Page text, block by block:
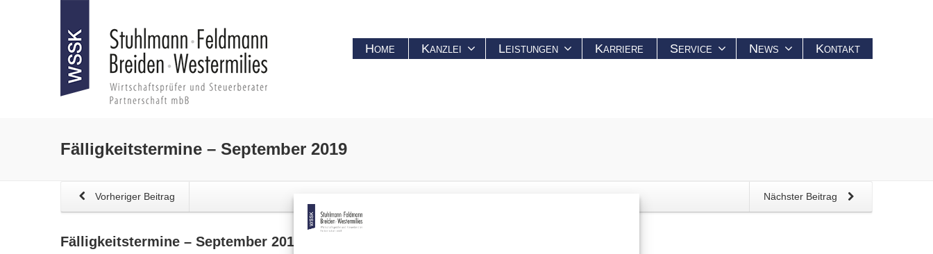
Home Kanzlei Leistungen Karriere Service News Kontakt
Fälligkeitstermine – September 2019
Nächster Beitrag
Vorheriger Beitrag
Fälligkeitstermine – September 2019